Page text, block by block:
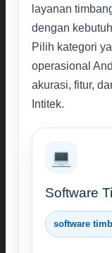
layanan
dengan
Pilih kategori
operasional
akurasi, fitur,
Intitek.
💻
Software
software